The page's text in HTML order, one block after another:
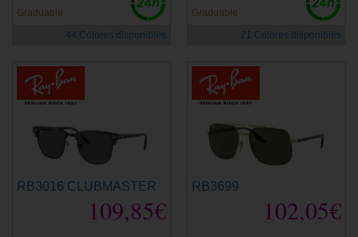
Graduable
44 Colores disponibles
Graduable
21 Colores disponibles
RB3016 CLUBMASTER
109,85€
RB3699
102,05€